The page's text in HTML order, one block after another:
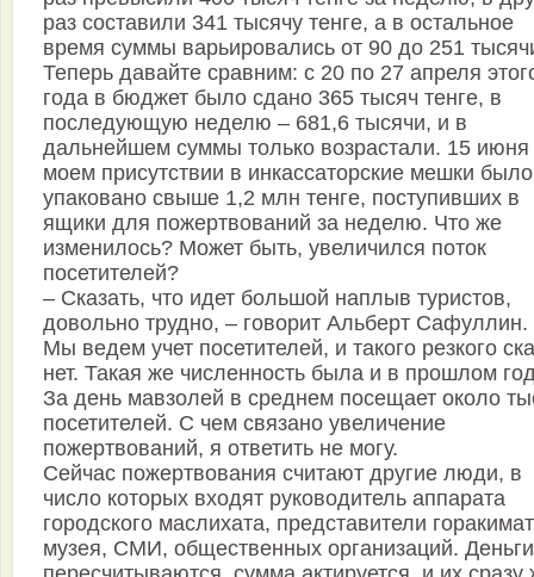
раз составили 341 тысячу тенге, а в остальное
время суммы варьировались от 90 до 251
Теперь давайте сравним: с 20 по 27 апреля
года в бюджет было сдано 365 тысяч тенге, в
последующую неделю – 681,6 тысячи, и в
дальнейшем суммы только возрастали. 15 июня
моем присутствии в инкассаторские мешки было
упаковано свыше 1,2 млн тенге, поступивших в
ящики для пожертвований за неделю. Что же
изменилось? Может быть, увеличился поток
посетителей?
– Сказать, что идет большой наплыв туристов,
довольно трудно, – говорит Альберт Сафуллин.
Мы ведем учет посетителей, и такого резкого
нет. Такая же численность была и в прошлом
За день мавзолей в среднем посещает около
посетителей. С чем связано увеличение
пожертвований, я ответить не могу.
Сейчас пожертвования считают другие люди, в
число которых входят руководитель аппарата
городского маслихата, представители
музея, СМИ, общественных организаций. Деньги